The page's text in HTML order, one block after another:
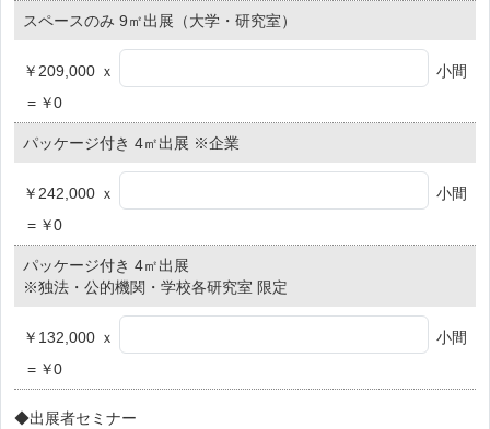
スペースのみ 9㎡出展（大学・研究室）
￥209,000 ｘ
小間
= ￥0
パッケージ付き 4㎡出展 ※企業
￥242,000 ｘ
小間
= ￥0
パッケージ付き 4㎡出展
※独法・公的機関・学校各研究室 限定
￥132,000 ｘ
小間
= ￥0
◆出展者セミナー